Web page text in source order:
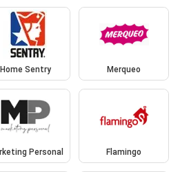
Home Sentry Merqueo
Personal Flamingo